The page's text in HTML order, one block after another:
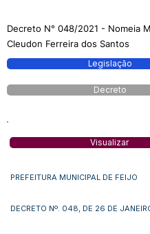
Decreto N° 048/2021 - Nomeia
Cleudon Ferreira dos Santos
Legislação
Decreto
Visualizar
PREFEITURA MUNICIPAL DE FEIJO
DECRETO Nº. 048, DE 26 DE